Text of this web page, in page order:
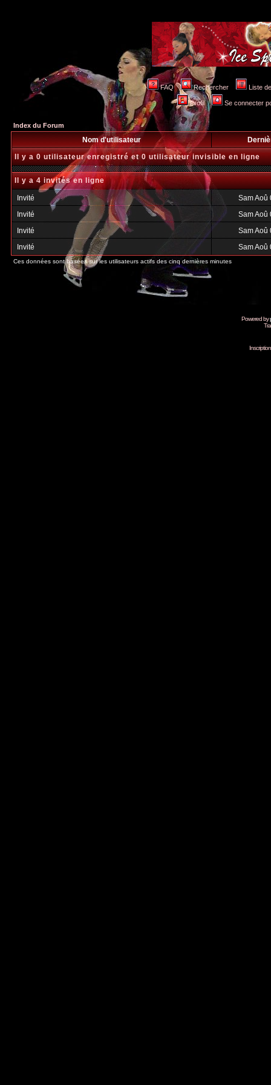
FAQ Rechercher Liste
Profil Se connecter
Index du Forum
Nom d'utilisateur
Il y a 0 utilisateur enregistré et 0 utilisateur invisible en ligne
Il y a 4 invités en ligne
Invité
Sam Aoû
Invité
Sam Aoû
Invité
Sam Aoû
Invité
Sam Aoû
Ces données sont basées sur les utilisateurs actifs des cinq dernières minutes
Powered by